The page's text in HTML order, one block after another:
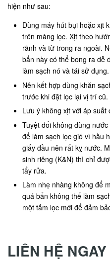
hiện như sau:
Dùng máy hút bụi hoặc xịt
trên màng lọc. Xịt theo
rãnh và từ trong ra ngoài.
bẩn này có thể bong ra dễ
làm sạch nó và tái sử dụng.
Nên kết hợp dùng khăn
trước khi đặt lọc lại vị trí cũ.
Lưu ý không xịt với áp
Tuyệt đối không dùng
để làm sạch lọc gió vì hầu
giấy dầu nên rất kỵ nước.
sinh riêng (K&N) thì chỉ
tẩy rửa.
Làm nhẹ nhàng không để
quá bẩn không thể làm
một tấm lọc mới để đảm
LIÊN HỆ